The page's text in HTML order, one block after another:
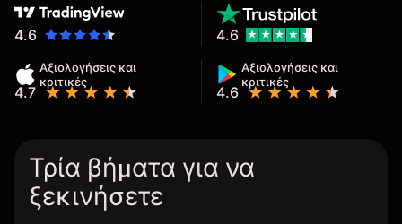
4.6
Αξιολογήσεις και
κριτικές
4.7
Αξιολογήσεις και
κριτικές
4.6
4.6
Τρία βήματα για να
ξεκινήσετε